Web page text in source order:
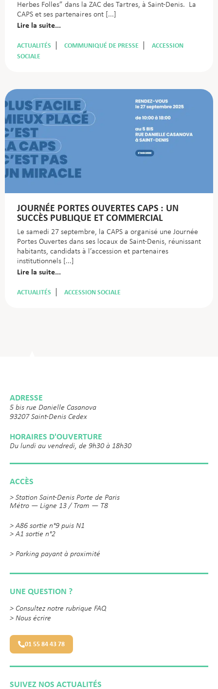
Herbes Folles” dans la ZAC des Tartres, à Saint-Denis. La
CAPS et ses partenaires ont
Lire la suite...
ACTUALITÉS COMMUNIQUÉ DE PRESSE
ACCESSION
SOCIALE
JOURNÉE PORTES OUVERTES CAPS : UN
SUCCÈS PUBLIQUE ET COMMERCIAL
Le samedi 27 septembre, la CAPS a organisé une Journée
Portes Ouvertes dans ses locaux de Saint-Denis, réunissant
habitants, candidats à l’accession et partenaires
institutionnels
Lire la suite...
ACTUALITÉS ACCESSION SOCIALE
ADRESSE
5 bis rue Danielle Casanova
93207 Saint-Denis Cedex
HORAIRES D'OUVERTURE
Du lundi au vendredi, de 9h30 à 18h30
ACCÈS
> Station Saint-Denis Porte de Paris
Métro — Ligne 13 / Tram — T8
> A86 sortie n°9 puis N1
> A1 sortie n°2
> Parking payant à proximité
UNE QUESTION ?
> Consultez notre rubrique FAQ
> Nous écrire
01 55 84 43 78
SUIVEZ NOS ACTUALITÉS